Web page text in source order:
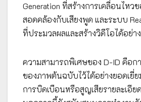
Generation ที่สร้างการเคลื่อนไหว
สอดคล้องกับเสียงพูด และระบบ
ที่ประมวลผลและสร้างวิดีโอได้อย่า
ความสามารถพิเศษของ D-ID คือ
ของภาพต้นฉบับไว้ได้อย่างยอดเยี่ย
การบิดเบือนหรือสูญเสียรายละเอี